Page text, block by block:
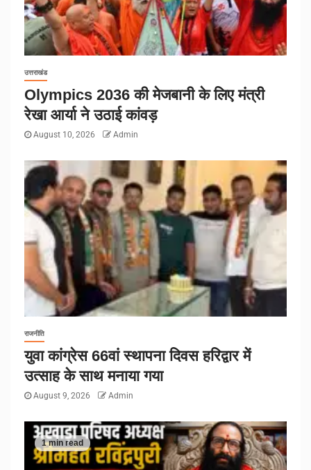
उत्तराखंड
Olympics 2036 की मेजबानी के लिए मंत्री
रेखा आर्या ने उठाई कांवड़
August 10, 2026 Admin
राजनीति
युवा कांग्रेस 66वां स्थापना दिवस हरिद्वार में
उत्साह के साथ मनाया गया
August 9, 2026 Admin
1 min read